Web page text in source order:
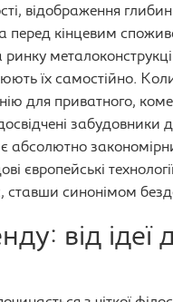
відображення
перед кінцевим
їх самостійно.
для приватного,
абсолютно
європейські
ставши синонімом
від ідеї